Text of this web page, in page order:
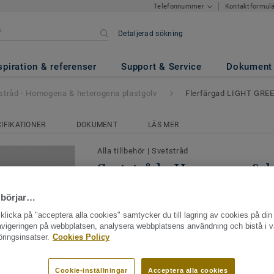
Telefonnummer
Detaljerad sökning
& referenser Support & Service Dokument
& heterogena plastgolv
- Homogena & heterogena plastgolv Flerfärgad LIGHT
DOKUMENT LÄS MER
Alla tillbehör |Svetstråd
Svetstråd - Homogena &
0202
Att svetsa plastgolv innebär att man
torra eller våta utrymmen används en
börjar…
på "acceptera alla cookies" samtycker du till lagring av cookies på
på webbplatsen, analysera webbplatsens användning och bistå i
Cookies Policy
Acceptera alla cookies
Cookie-inställningar